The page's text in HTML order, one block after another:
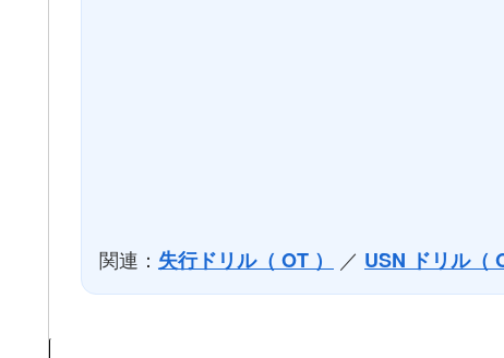
関連： 失行ドリル（ OT ） ／ USN ドリル（